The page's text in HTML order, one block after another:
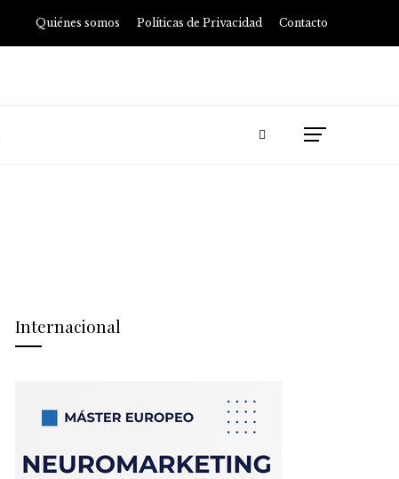
Quiénes somos Políticas de Privacidad Contacto
Internacional